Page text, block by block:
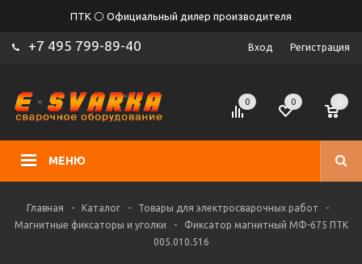
ПТК ⚪ Официальный дилер производителя
+7 495 799-89-40 Вход Регистрация
МЕНЮ
0 0
Главная - Каталог - Товары для электросварочных работ
-
Магнитные фиксаторы и уголки
-
Фиксатор магнитный МФ-675 ПТК
005.010.516